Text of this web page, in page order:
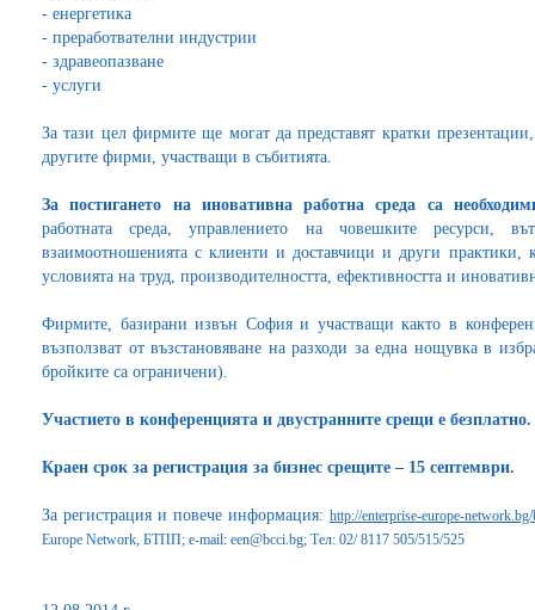
- енергетика
- преработвателни индустрии
- здравеопазване
- услуги
За тази цел фирмите ще могат да представят кратки
другите фирми, участващи в събитията.
За постигането на иновативна работна среда са
работната среда, управлението на човешките ресурси,
взаимоотношенията с клиенти и доставчици и други практики,
условията на труд, производителността, ефективността и
Фирмите, базирани извън София и участващи както в
възползват от възстановяване на разходи за една нощувка в
бройките са ограничени).
Участието в конференцията и двустранните срещи е безплатно.
Краен срок за регистрация за бизнес срещите – 15 септември.
За регистрация и повече информация: http://enterprise-europe-
Europe Network, БТПП; e-mail: een@bcci.bg; Тел: 02/ 8117 505/515/525